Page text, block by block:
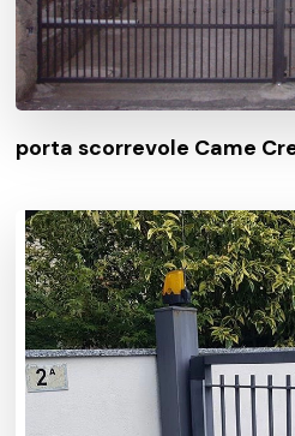
porta scorrevole Came